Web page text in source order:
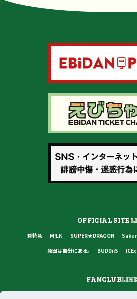
OFFICIAL SITE
超特急 M!LK SUPER★DRAGON
原因は自分にある。
BUDDiiS ICEx
FANCLUB